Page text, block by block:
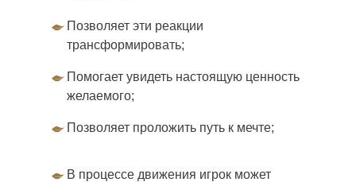
Позволяет эти реакции
трансформировать;
Помогает увидеть настоящую ценность
желаемого;
Позволяет проложить путь к мечте;
В процессе движения игрок может